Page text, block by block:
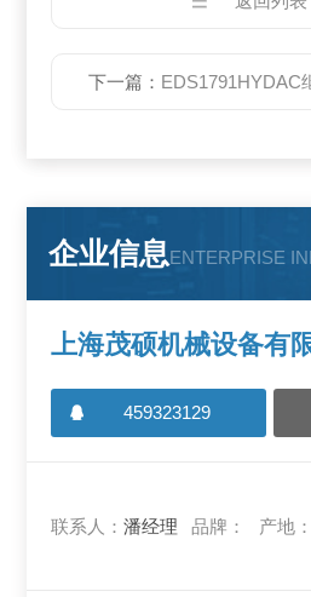
下一篇： EDS1791HYDAC继电
企业信息ENTERPRISE
上海茂硕机械设备有
459323129
联系人：潘经理 品牌： 产地：